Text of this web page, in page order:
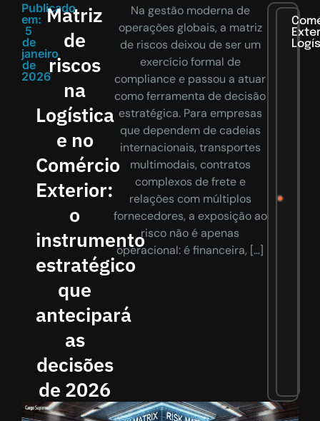
Publicado
em:
5
de
janeiro
de
2026
Matriz
de
riscos
na
Logística
e no
Comércio
Exterior:
o
instrumento
estratégico
que
antecipará
as
decisões
de 2026
Na gestão moderna de
operações globais, a matriz
de riscos deixou de ser um
exercício formal de
compliance e passou a atuar
como ferramenta de decisão
estratégica. Para empresas
que dependem de cadeias
internacionais, transportes
multimodais, contratos
complexos de frete e
relações com múltiplos
fornecedores, a exposição ao
risco não é apenas
operacional: é financeira, […]